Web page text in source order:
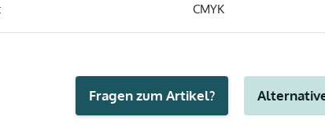
CMYK
Fragen zum Artikel?